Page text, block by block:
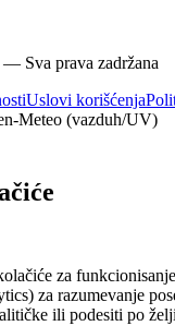
Sva prava zadržana
Uslovi korišćenja
Meteo (vazduh/UV)
za
za razumevanje
ili podesiti po